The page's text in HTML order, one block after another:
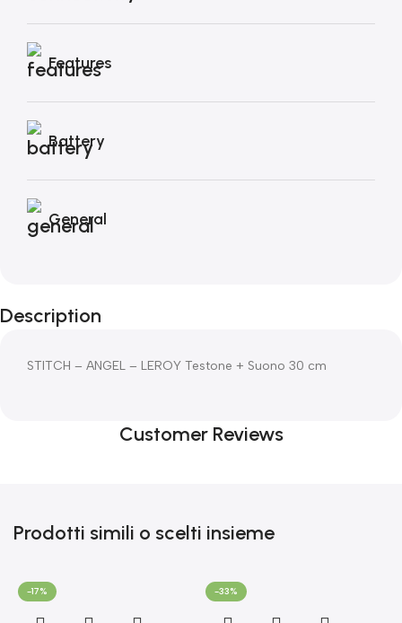
Features
Battery
General
Description
STITCH – ANGEL – LEROY Testone + Suono 30 cm
Customer Reviews
Prodotti simili o scelti insieme
-17% -33%